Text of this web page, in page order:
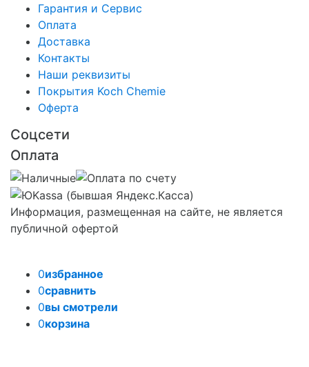
Гарантия и Сервис
Оплата
Доставка
Контакты
Наши реквизиты
Покрытия Koch Chemie
Оферта
Соцсети
Оплата
Информация, размещенная на сайте, не является
публичной офертой
0избранное
0сравнить
0вы смотрели
0корзина